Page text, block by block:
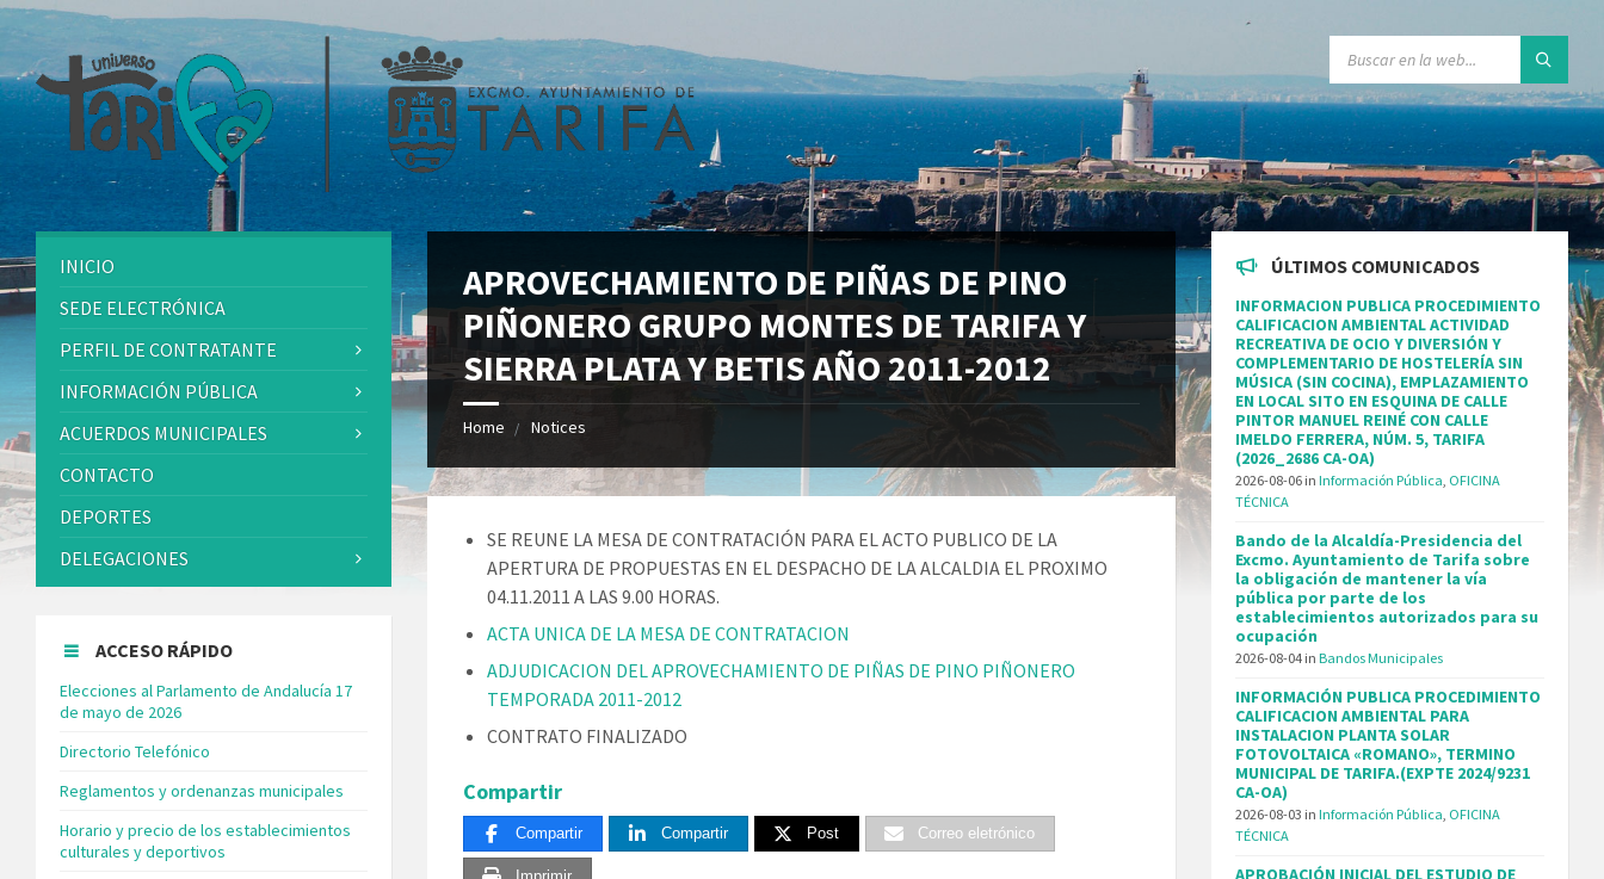
APROVECHAMIENTO DE PIÑAS DE PINO
PIÑONERO GRUPO MONTES DE TARIFA Y
SIERRA PLATA Y BETIS AÑO 2011-2012
Home Notices
SE REUNE LA MESA DE CONTRATACIÓN PARA EL ACTO PUBLICO DE LA
APERTURA DE PROPUESTAS EN EL DESPACHO DE LA ALCALDIA EL PROXIMO
04.11.2011 A LAS 9.00 HORAS.
ACTA UNICA DE LA MESA DE CONTRATACION
ADJUDICACION DEL APROVECHAMIENTO DE PIÑAS DE PINO PIÑONERO
TEMPORADA 2011-2012
CONTRATO FINALIZADO
Compartir
Compartir Compartir Post Correo eletrónico
INICIO
SEDE ELECTRÓNICA
PERFIL DE CONTRATANTE
INFORMACIÓN PÚBLICA
ACUERDOS MUNICIPALES
CONTACTO
DEPORTES
DELEGACIONES
ACCESO RÁPIDO
Elecciones al Parlamento de Andalucía 17
de mayo de 2026
Directorio Telefónico
Reglamentos y ordenanzas municipales
Horario y precio de los establecimientos
culturales y deportivos
ÚLTIMOS COMUNICADOS
INFORMACION PUBLICA PROCEDIMIENTO
CALIFICACION AMBIENTAL ACTIVIDAD
RECREATIVA DE OCIO Y DIVERSIÓN Y
COMPLEMENTARIO DE HOSTELERÍA SIN
MÚSICA (SIN COCINA), EMPLAZAMIENTO
EN LOCAL SITO EN ESQUINA DE CALLE
PINTOR MANUEL REINÉ CON CALLE
IMELDO FERRERA, NÚM. 5, TARIFA
(2026_2686 CA-OA)
2026-08-06 inInformación Pública OFICINA
TÉCNICA
Bando de la Alcaldía-Presidencia del
Excmo. Ayuntamiento de Tarifa sobre
la obligación de mantener la vía
pública por parte de los
establecimientos autorizados para su
ocupación
2026-08-04 inBandos Municipales
INFORMACIÓN PUBLICA PROCEDIMIENTO
CALIFICACION AMBIENTAL PARA
INSTALACION PLANTA SOLAR
FOTOVOLTAICA «ROMANO», TERMINO
MUNICIPAL DE TARIFA.(EXPTE 2024/9231
CA-OA)
2026-08-03 inInformación Pública OFICINA
TÉCNICA
APROBACIÓN INICIAL DEL ESTUDIO DE